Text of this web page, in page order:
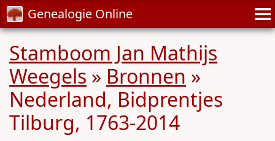
Genealogie Online
Stamboom Jan Mathijs
Weegels » Bronnen »
Nederland, Bidprentjes
Tilburg, 1763-2014